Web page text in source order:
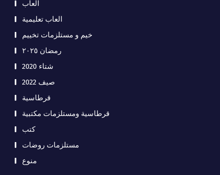
العاب
العاب تعليمية
خيم و مستلزمات تخييم
رمضان ٢٠٢٥
شتاء 2020
صيف 2022
قرطاسية
قرطاسية ومستلزمات مكتبية
كتب
مستلزمات روضات
منوع